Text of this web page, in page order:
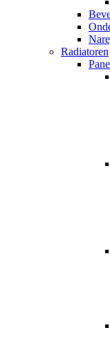
Radiatoren